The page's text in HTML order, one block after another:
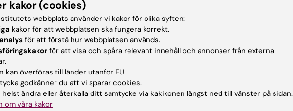
Forskarskolan i Vårdvetenskap, Strokeförbundet
Guidetti
kakor (cookies)
webbplats använder vi kakor för olika syften:
kakor för att webbplatsen ska fungera korrekt.
analys för att förstå hur webbplatsen används.
för att visa och spåra relevant innehåll och annonser från externa
kan överföras till länder utanför EU.
godkänner du att vi sparar cookies.
helst ändra eller återkalla ditt samtycke via kakikonen längst ned till vänster på sidan.
om våra kakor